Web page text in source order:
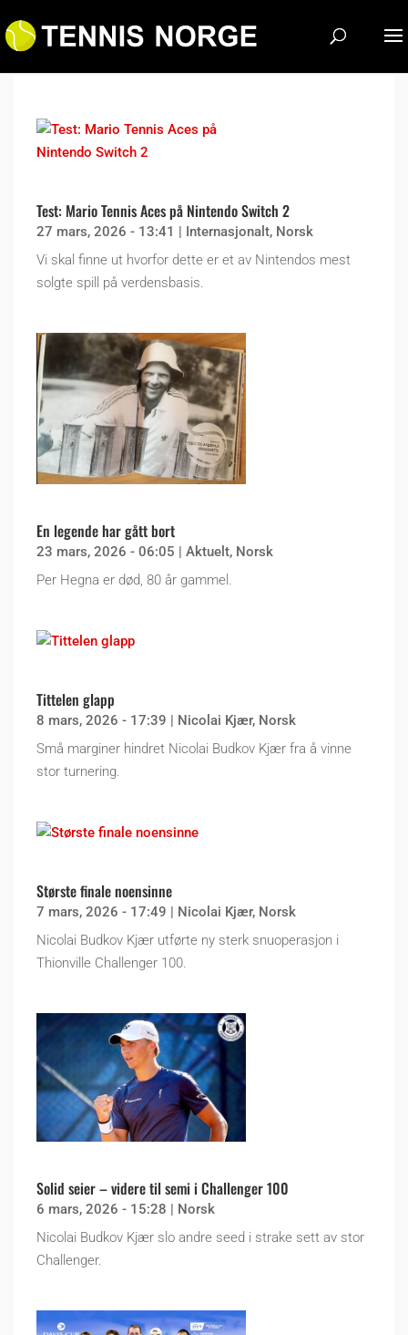
Test: Mario Tennis Aces på Nintendo Switch 2
27 mars, 2026 - 13:41 | Internasjonalt, Norsk
Vi skal finne ut hvorfor dette er et av Nintendos mest
solgte spill på verdensbasis.
En legende har gått bort
23 mars, 2026 - 06:05 | Aktuelt, Norsk
Per Hegna er død, 80 år gammel.
Tittelen glapp
8 mars, 2026 - 17:39 | Nicolai Kjær, Norsk
Små marginer hindret Nicolai Budkov Kjær fra å vinne
stor turnering.
Største finale noensinne
7 mars, 2026 - 17:49 | Nicolai Kjær, Norsk
Nicolai Budkov Kjær utførte ny sterk snuoperasjon i
Thionville Challenger 100.
Solid seier – videre til semi i Challenger 100
6 mars, 2026 - 15:28
Norsk
Nicolai Budkov Kjær slo andre seed i strake sett av stor
Challenger.